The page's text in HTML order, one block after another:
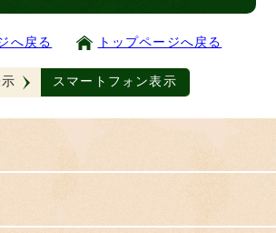
へ戻る トップページへ戻る
スマートフォン表示